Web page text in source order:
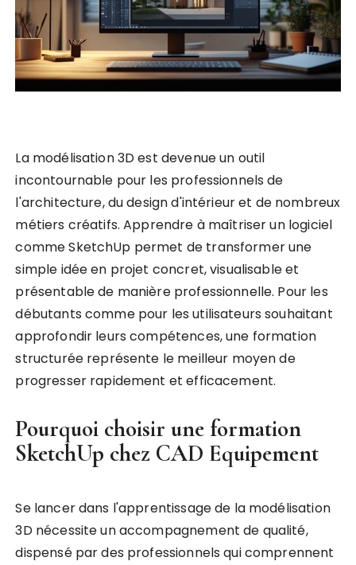
La modélisation 3D est devenue un outil
incontournable pour les professionnels de
l'architecture, du design d'intérieur et de nombreux
métiers créatifs. Apprendre à maîtriser un logiciel
comme SketchUp permet de transformer une
simple idée en projet concret, visualisable et
présentable de manière professionnelle. Pour les
débutants comme pour les utilisateurs souhaitant
approfondir leurs compétences, une formation
structurée représente le meilleur moyen de
progresser rapidement et efficacement.
Pourquoi choisir une formation
SketchUp chez CAD Equipement
Se lancer dans l'apprentissage de la modélisation
3D nécessite un accompagnement de qualité,
dispensé par des professionnels qui comprennent